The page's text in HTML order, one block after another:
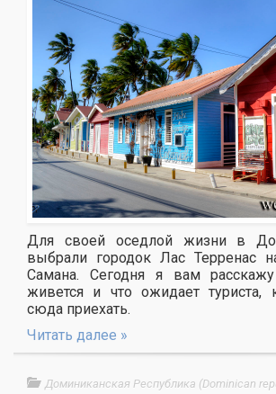
Для своей оседлой жизни в
выбрали городок Лас Терренас
Самана. Сегодня я вам
живется и что ожидает туриста,
сюда приехать.
Читать далее »
Доминиканская Республика (Dominican